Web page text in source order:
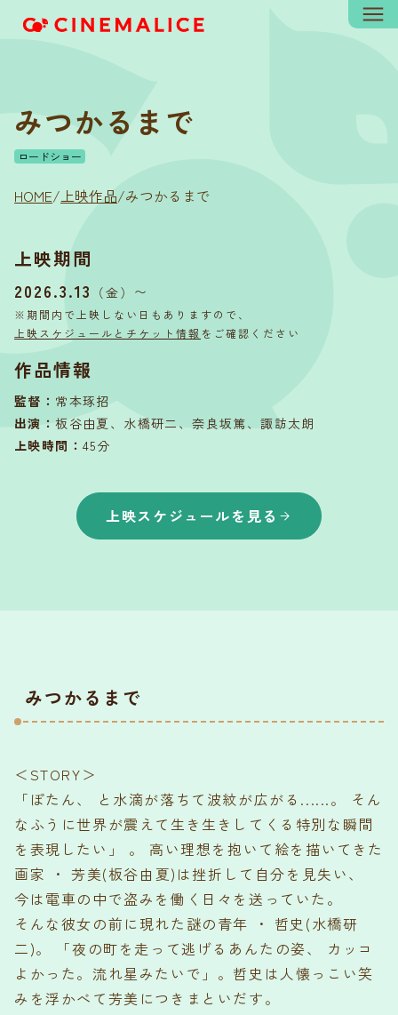
みつかるまで
ロードショー
HOME/上映作品/みつかるまで
上映期間
2026.3.13 （金） 〜
※期間内で上映しない日もありますので、
上映スケジュールとチケット情報 をご確認ください
作品情報
監督 ： 常本琢招
出演 ：板谷由夏、水橋研二、奈良坂篤、諏訪太朗
上映時間 ：45分
上映スケジュールを見る
みつかるまで
＜STORY＞
「ぽたん、 と水滴が落ちて波紋が広がる......。 そん
なふうに世界が震えて生き生きしてくる特別な瞬間
を表現したい」 。 高い理想を抱いて絵を描いてきた
画家 ・ 芳美(板谷由夏)は挫折して自分を見失い、
今は電車の中で盗みを働く日々を送っていた。
そんな彼女の前に現れた謎の青年 ・ 哲史(水橋研
二)。 「夜の町を走って逃げるあんたの姿、 カッコ
よかった。流れ星みたいで」。哲史は人懐っこい笑
みを浮かべて芳美につきまといだす。